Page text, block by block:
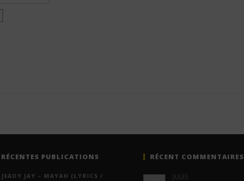
RÉCENTES PUBLICATIONS
JEADY JAY – MAYAH (LYRICS /
RÉCENT COMMENTAIRES
JULES